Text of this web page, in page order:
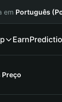
em Português
Earn
Preço